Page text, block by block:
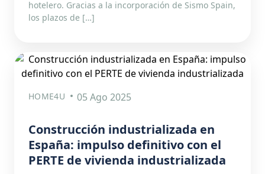
hotelero. Gracias a la incorporación de Sismo Spain,
los plazos de […]
HOME4U 05 Ago 2025
Construcción industrializada en
España: impulso definitivo con el
PERTE de vivienda industrializada